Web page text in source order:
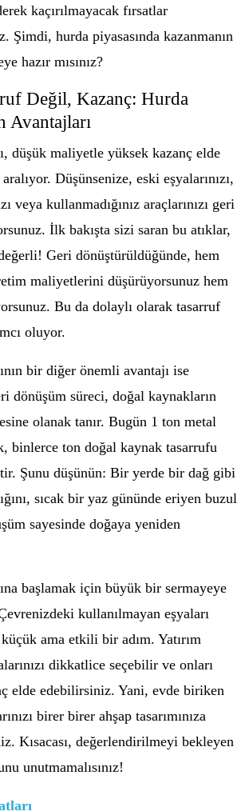
kaçırılmayacak fırsatlar
Şimdi, hurda piyasasında kazanmanın
hazır mısınız?
Değil, Kazanç: Hurda
Avantajları
düşük maliyetle yüksek kazanç elde
aralıyor. Düşünsenize, eski eşyalarınızı,
veya kullanmadığınız araçlarınızı geri
İlk bakışta sizi saran bu atıklar,
Geri dönüştürüldüğünde, hem
maliyetlerini düşürüyorsunuz hem
Bu da dolaylı olarak tasarruf
oluyor.
bir diğer önemli avantajı ise
dönüşüm süreci, doğal kaynakların
olanak tanır. Bugün 1 ton metal
binlerce ton doğal kaynak tasarrufu
Şunu düşünün: Bir yerde bir dağ gibi
sıcak bir yaz gününde eriyen buzul
sayesinde doğaya yeniden
başlamak için büyük bir sermayeye
kullanılmayan eşyaları
ama etkili bir adım. Yatırım
dikkatlice seçebilir ve onları
elde edebilirsiniz. Yani, evde biriken
birer birer ahşap tasarımınıza
Kısacası, değerlendirilmeyi bekleyen
unutmamalısınız!